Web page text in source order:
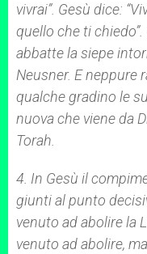
vivrai”. Gesù dice:
quello che ti
abbatte la siepe
Neusner. E neppure
qualche gradino le
nuova che viene da
Torah
4. In Gesù il
giunti al punto
venuto ad abolire la
venuto ad abolire,